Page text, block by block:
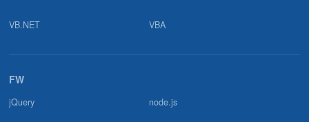
「在宅・リモートワーク向けフリーランスエージェントおすすめ
た！／フリーランスガイド
VB.NET VBA
FW
jQuery node.js